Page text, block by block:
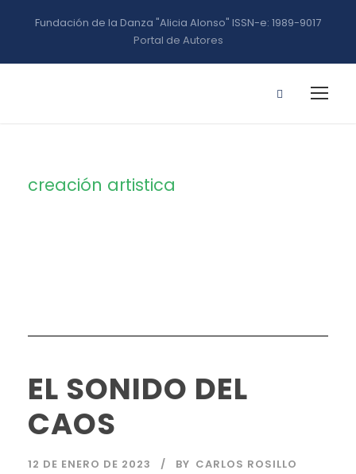
Fundación de la Danza "Alicia Alonso" ISSN-e: 1989-9017
Portal de Autores
creación artistica
EL SONIDO DEL
CAOS
12 DE ENERO DE 2023 BY CARLOS ROSILLO